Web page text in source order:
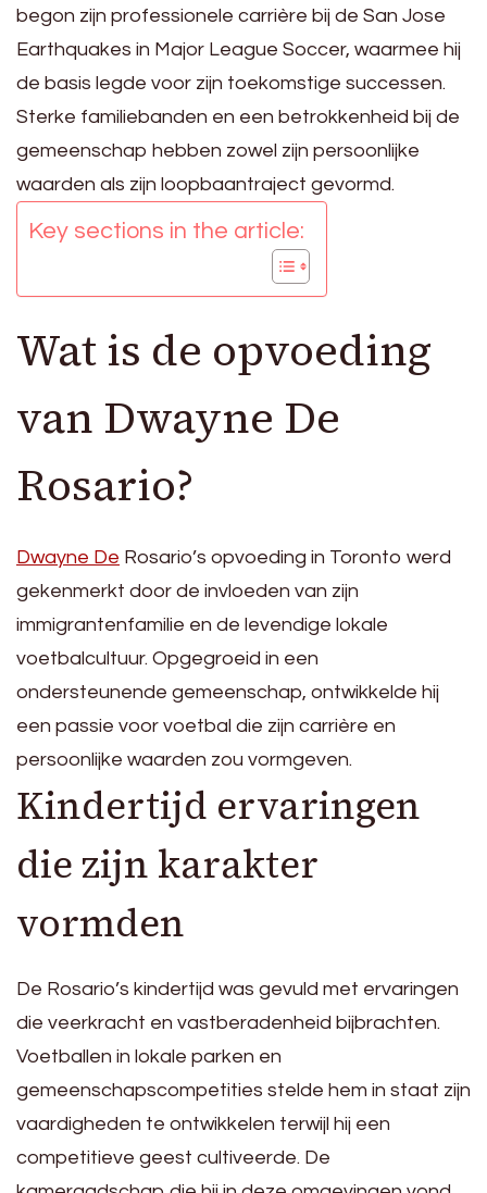
begon zijn professionele carrière bij de San Jose
Earthquakes in Major League Soccer, waarmee hij
de basis legde voor zijn toekomstige successen.
Sterke familiebanden en een betrokkenheid bij de
gemeenschap hebben zowel zijn persoonlijke
waarden als zijn loopbaantraject gevormd.
Key sections in the article:
Wat is de opvoeding
van Dwayne De
Rosario?
Dwayne De Rosario’s opvoeding in Toronto werd
gekenmerkt door de invloeden van zijn
immigrantenfamilie en de levendige lokale
voetbalcultuur. Opgegroeid in een
ondersteunende gemeenschap, ontwikkelde hij
een passie voor voetbal die zijn carrière en
persoonlijke waarden zou vormgeven.
Kindertijd ervaringen
die zijn karakter
vormden
De Rosario’s kindertijd was gevuld met ervaringen
die veerkracht en vastberadenheid bijbrachten.
Voetballen in lokale parken en
gemeenschapscompetities stelde hem in staat zijn
vaardigheden te ontwikkelen terwijl hij een
competitieve geest cultiveerde. De